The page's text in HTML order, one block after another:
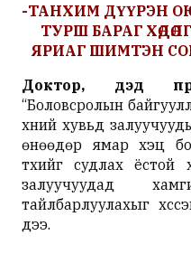
-ТАНХИМ ДҮҮРЭН
ТУРШ БАРАГ
ЯРИАГ ШИМТЭН
Доктор, дэд
“Боловсролын
хүний хувьд
өнөөдөр ямар хэцүү
түүхийг судлах
залуучуудад
тайлбарлуулахыг
дээ.